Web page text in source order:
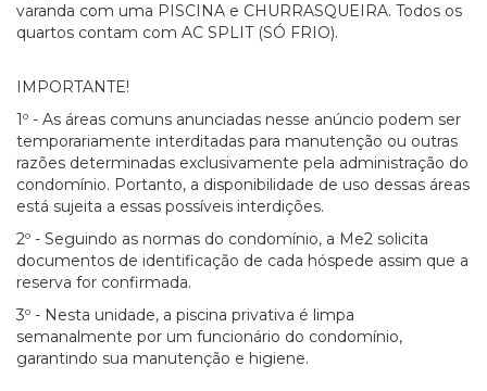
varanda com uma PISCINA e CHURRASQUEIRA. Todos os
quartos contam com AC SPLIT (SÓ FRIO).
IMPORTANTE!
1º - As áreas comuns anunciadas nesse anúncio podem ser
temporariamente interditadas para manutenção ou outras
razões determinadas exclusivamente pela administração do
condomínio. Portanto, a disponibilidade de uso dessas áreas
está sujeita a essas possíveis interdições.
2º - Seguindo as normas do condomínio, a Me2 solicita
documentos de identificação de cada hóspede assim que a
reserva for confirmada.
3º - Nesta unidade, a piscina privativa é limpa
semanalmente por um funcionário do condomínio,
garantindo sua manutenção e higiene.